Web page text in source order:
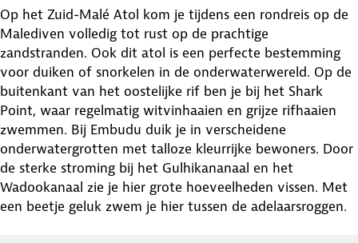
Op het Zuid-Malé Atol kom je tijdens een rondreis op de
Malediven volledig tot rust op de prachtige
zandstranden. Ook dit atol is een perfecte bestemming
voor duiken of snorkelen in de onderwaterwereld. Op de
buitenkant van het oostelijke rif ben je bij het Shark
Point, waar regelmatig witvinhaaien en grijze rifhaaien
zwemmen. Bij Embudu duik je in verscheidene
onderwatergrotten met talloze kleurrijke bewoners. Door
de sterke stroming bij het Gulhikananaal en het
Wadookanaal zie je hier grote hoeveelheden vissen. Met
een beetje geluk zwem je hier tussen de adelaarsroggen.